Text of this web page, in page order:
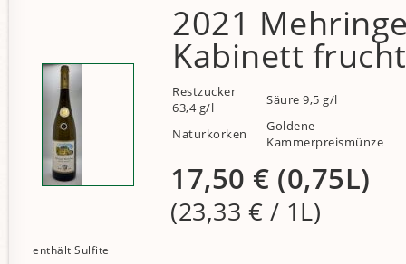
2021
Kabinett
Restzucker
63,4 g/l
Säure 9,5 g/l
Naturkorken
Goldene
Kammerpreismünze
17,50 € (0,75L)
(23,33 € / 1L)